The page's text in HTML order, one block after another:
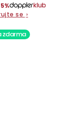
se ›
zdarma